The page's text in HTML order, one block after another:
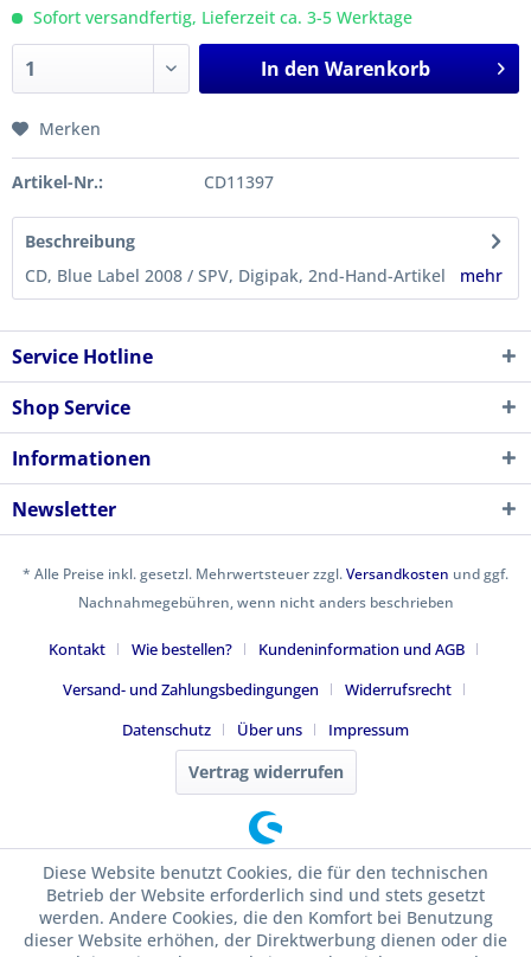
Sofort versandfertig, Lieferzeit ca. 3-5 Werktage
In den Warenkorb
Merken
Artikel-Nr.: CD11397
Beschreibung
CD, Blue Label 2008 / SPV, Digipak, 2nd-Hand-Artikel mehr
Service Hotline
Shop Service
Informationen
Newsletter
* Alle Preise inkl. gesetzl. Mehrwertsteuer zzgl.Versandkosten und ggf.
Nachnahmegebühren, wenn nicht anders beschrieben
Kontakt Wie bestellen?
Kundeninformation und AGB
Versand- und Zahlungsbedingungen
Widerrufsrecht
Datenschutz
Über uns Impressum
Vertrag widerrufen
Diese Website benutzt Cookies, die für den technischen
Betrieb der Website erforderlich sind und stets gesetzt
werden. Andere Cookies, die den Komfort bei Benutzung
dieser Website erhöhen, der Direktwerbung dienen oder die